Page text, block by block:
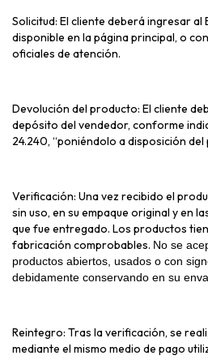
Solicitud: El cliente deberá ingresar
disponible en la página principal, o
oficiales de atención.
Devolución del producto: El cliente
depósito del vendedor, conforme
24.240, “poniéndolo a disposición
Verificación: Una vez recibido el
sin uso, en su empaque original y en
que fue entregado. Los productos
fabricación comprobables. No se
productos abiertos, usados o con
debidamente conservando en su
Reintegro: Tras la verificación, se
mediante el mismo medio de pago